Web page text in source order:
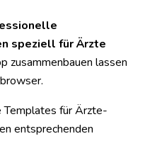
speziell für Ärzte
zusammenbauen lassen
für Ärzte-
entsprechenden